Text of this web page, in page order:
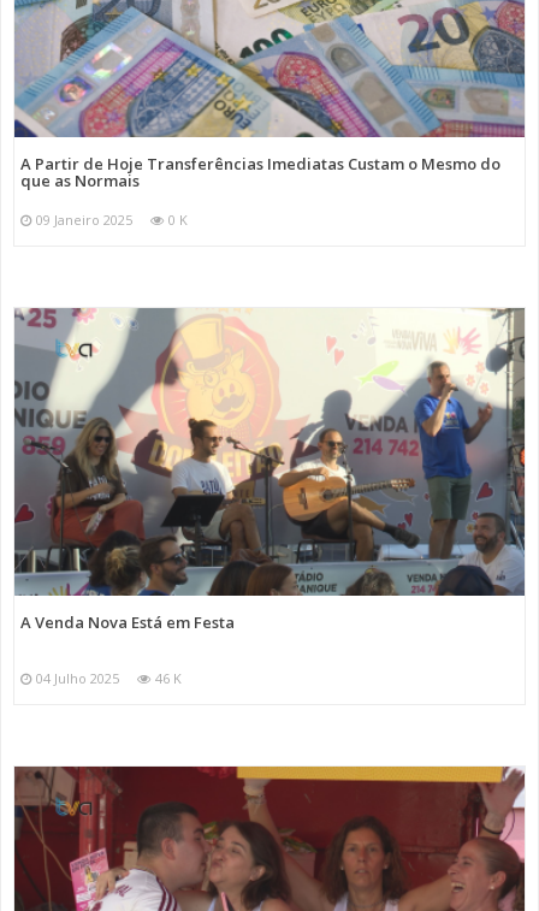
A Partir de Hoje Transferências Imediatas Custam o Mesmo do
que as Normais
09 Janeiro 2025 0 K
A Venda Nova Está em Festa
04 Julho 2025 46 K